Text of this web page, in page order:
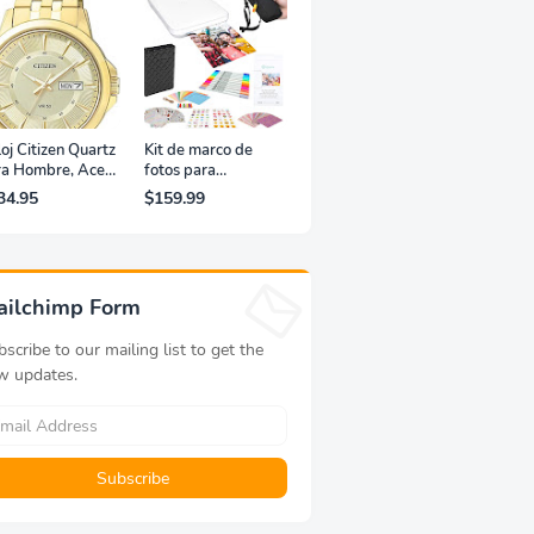
Citizen Quartz
Hombre, Acero
Clásico,
Kit de marco de
fotos para
impresora portátil
de fotografías y
$159.99
Form
to our mailing list to get the
updates.